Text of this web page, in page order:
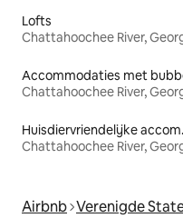
Lofts
Airbnb Verenigde